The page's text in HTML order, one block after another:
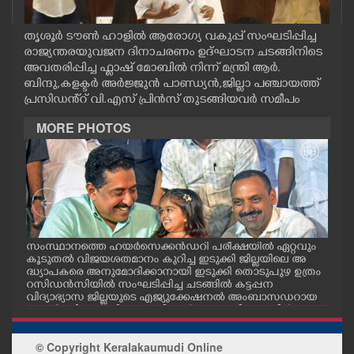
CASE DIARY
CINEMA
OPINION
PHOTOS
LIFESTYLE
SPIRITUAL
INFO+
ART
തൃശൂർ ടൗൺ ഹാളിൽ ആരോഗ്യ വകുപ്പ് സംഘടിപ്പിച്ച
രാജ്യന്തരയുവജന ദിനാചരണം ഉദ്ഘാടന ചടങ്ങിനിടെ
അവതരിപ്പിച്ച ഫ്ലാഷ് മോബിൽ നിന്ന് മന്ത്രി ആർ.
ബിന്ദു,കളക്ടർ അർജ്ജുൻ പാണ്ഡ്യൻ,ജില്ലാ പഞ്ചായത്ത്
പ്രസിഡൻ്റ് വി.എസ് പ്രിൻസ് തുടങ്ങിയവർ സമീപം
MORE PHOTOS
സംസ്ഥാനത്തെ ഹയർസെക്കൻഡറി പരീക്ഷയിൽ ഏറ്റവും
കൂടുതൽ വിജയശതമാനം കുറിച്ച ഇടുക്കി ജില്ലയിലെ അ
ദ്ധ്യാപകരെ അനുമോദിക്കാനായി ഇടുക്കി തൊടുപുഴ ഉത്രം
റസിഡൻസിയിൽ സംഘടിപ്പിച്ച ചടങ്ങിൽ കട്ടപ്പന
വിദ്യാഭ്യാസ ജില്ലയുടെ എജ്യുക്കേഷനൽ അംബാസഡറായ
കുര്യാക്കോസ് എം.പിയും അഭിനന്ദിച്ചപ്പോൾ. ശാരീരിക പ
രിമിതികളെ അതിജീവിച്ച് പ്ലസ്ടു പരീക്ഷയിൽ എല്ലാ വിഷയ
ങ്ങൾക്കും എ പ്ലസ് നേടിയതോടെയാണ് എസ്തർ ശ്രദ്ധേയ
© Copyright Keralakaumudi Online